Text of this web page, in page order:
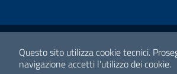
Links utili
Media policy
Note legali
Questo sito utilizza cookie tecnici.
navigazione accetti l'utilizzo dei cookie.